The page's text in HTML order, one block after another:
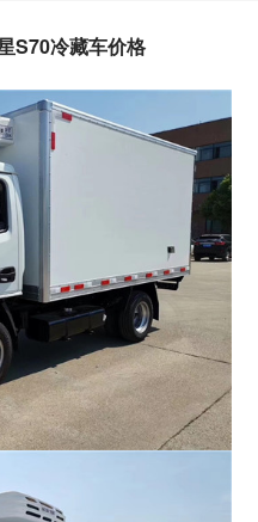
S70冷藏车价格